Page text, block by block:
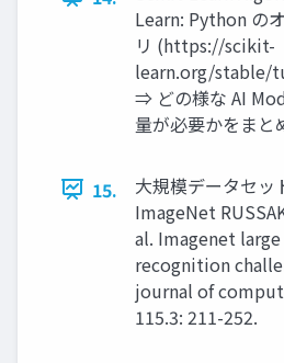
Learn: Python の
リ (https://scikit-
learn.org/stable/
⇒ どの様な AI
量が必要かをまと
15.
⼤規模データセッ
ImageNet
al. Imagenet
recognition
journal of
115.3: 211-252.